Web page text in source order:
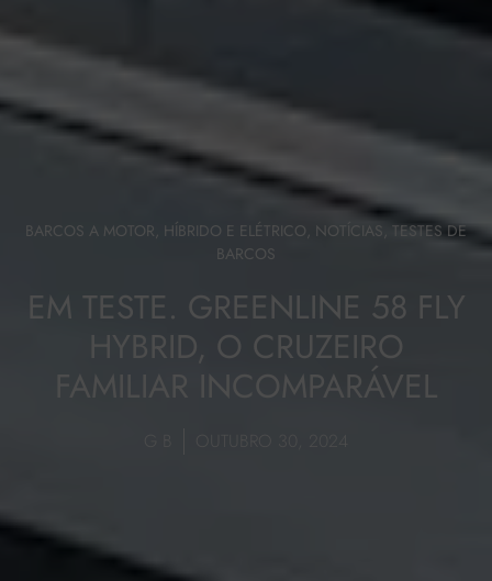
BARCOS A MOTOR, HÍBRIDO E ELÉTRICO, NOTÍCIAS, TESTES DE
BARCOS
EM TESTE. GREENLINE 58 FLY
HYBRID, O CRUZEIRO
FAMILIAR INCOMPARÁVEL